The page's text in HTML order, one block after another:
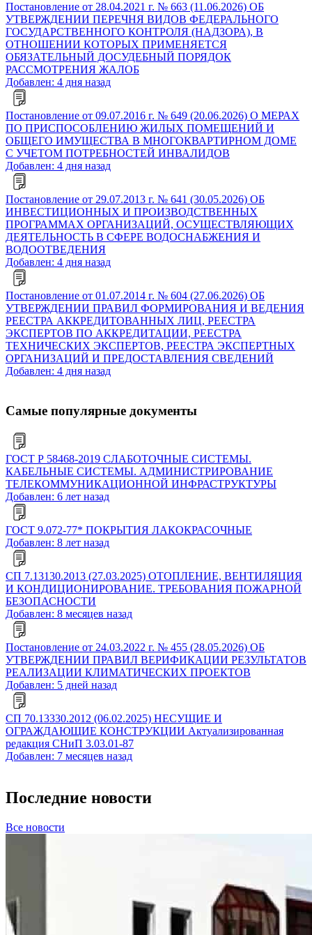
Постановление от 28.04.2021 г. № 663 (11.06.2026) ОБ
УТВЕРЖДЕНИИ ПЕРЕЧНЯ ВИДОВ ФЕДЕРАЛЬНОГО
ГОСУДАРСТВЕННОГО КОНТРОЛЯ (НАДЗОРА), В
ОТНОШЕНИИ КОТОРЫХ ПРИМЕНЯЕТСЯ
ОБЯЗАТЕЛЬНЫЙ ДОСУДЕБНЫЙ ПОРЯДОК
РАССМОТРЕНИЯ ЖАЛОБ
Добавлен: 4 дня назад
Постановление от 09.07.2016 г. № 649 (20.06.2026) О МЕРАХ
ПО ПРИСПОСОБЛЕНИЮ ЖИЛЫХ ПОМЕЩЕНИЙ И
ОБЩЕГО ИМУЩЕСТВА В МНОГОКВАРТИРНОМ ДОМЕ
С УЧЕТОМ ПОТРЕБНОСТЕЙ ИНВАЛИДОВ
Добавлен: 4 дня назад
Постановление от 29.07.2013 г. № 641 (30.05.2026) ОБ
ИНВЕСТИЦИОННЫХ И ПРОИЗВОДСТВЕННЫХ
ПРОГРАММАХ ОРГАНИЗАЦИЙ, ОСУЩЕСТВЛЯЮЩИХ
ДЕЯТЕЛЬНОСТЬ В СФЕРЕ ВОДОСНАБЖЕНИЯ И
ВОДООТВЕДЕНИЯ
Добавлен: 4 дня назад
Постановление от 01.07.2014 г. № 604 (27.06.2026) ОБ
УТВЕРЖДЕНИИ ПРАВИЛ ФОРМИРОВАНИЯ И ВЕДЕНИЯ
РЕЕСТРА АККРЕДИТОВАННЫХ ЛИЦ, РЕЕСТРА
ЭКСПЕРТОВ ПО АККРЕДИТАЦИИ, РЕЕСТРА
ТЕХНИЧЕСКИХ ЭКСПЕРТОВ, РЕЕСТРА ЭКСПЕРТНЫХ
ОРГАНИЗАЦИЙ И ПРЕДОСТАВЛЕНИЯ СВЕДЕНИЙ
Добавлен: 4 дня назад
Самые популярные документы
ГОСТ Р 58468-2019 СЛАБОТОЧНЫЕ СИСТЕМЫ.
КАБЕЛЬНЫЕ СИСТЕМЫ. АДМИНИСТРИРОВАНИЕ
ТЕЛЕКОММУНИКАЦИОННОЙ ИНФРАСТРУКТУРЫ
Добавлен: 6 лет назад
ГОСТ 9.072-77* ПОКРЫТИЯ ЛАКОКРАСОЧНЫЕ
Добавлен: 8 лет назад
СП 7.13130.2013 (27.03.2025) ОТОПЛЕНИЕ, ВЕНТИЛЯЦИЯ
И КОНДИЦИОНИРОВАНИЕ. ТРЕБОВАНИЯ ПОЖАРНОЙ
БЕЗОПАСНОСТИ
Добавлен: 8 месяцев назад
Постановление от 24.03.2022 г. № 455 (28.05.2026) ОБ
УТВЕРЖДЕНИИ ПРАВИЛ ВЕРИФИКАЦИИ РЕЗУЛЬТАТОВ
РЕАЛИЗАЦИИ КЛИМАТИЧЕСКИХ ПРОЕКТОВ
Добавлен: 5 дней назад
СП 70.13330.2012 (06.02.2025) НЕСУЩИЕ И
ОГРАЖДАЮЩИЕ КОНСТРУКЦИИ Актуализированная
редакция СНиП 3.03.01-87
Добавлен: 7 месяцев назад
Последние новости
Все новости